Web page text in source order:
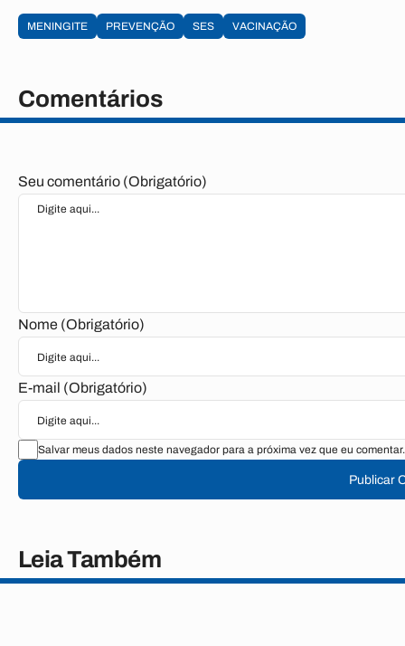
MENINGITE PREVENÇÃO SES VACINAÇÃO
Comentários
Seu comentário (Obrigatório)
Nome (Obrigatório)
E-mail (Obrigatório)
Salvar meus dados neste navegador para a próxima vez que eu comentar.
Publicar
Leia Também